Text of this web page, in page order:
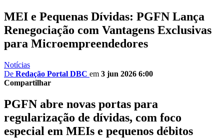
MEI e Pequenas Dívidas: PGFN Lança
Renegociação com Vantagens Exclusivas
para Microempreendedores
Notícias
De Redação Portal DBC em 3 jun 2026 6:00
Compartilhar
PGFN abre novas portas para
regularização de dívidas, com foco
especial em MEIs e pequenos débitos